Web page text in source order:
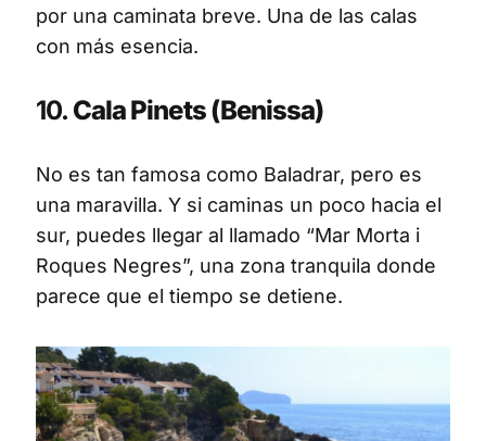
por una caminata breve. Una de las calas
con más esencia.
10. Cala Pinets (Benissa)
No es tan famosa como Baladrar, pero es
una maravilla. Y si caminas un poco hacia el
sur, puedes llegar al llamado “Mar Morta i
Roques Negres”, una zona tranquila donde
parece que el tiempo se detiene.